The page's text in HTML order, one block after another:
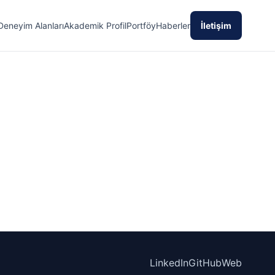
AlanlarıAkademik ProfilPortföyHaberler İletişim
LinkedInGitHubWeb